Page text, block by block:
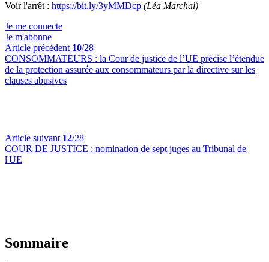
Voir l'arrêt : https://bit.ly/3yMMDcp (Léa Marchal)
Je me connecte
Je m'abonne
Article précédent 10/28
CONSOMMATEURS : la Cour de justice de l’UE précise l’étendue
de la protection assurée aux consommateurs par la directive sur les
clauses abusives
Article suivant 12/28
COUR DE JUSTICE : nomination de sept juges au Tribunal de
l'UE
Sommaire